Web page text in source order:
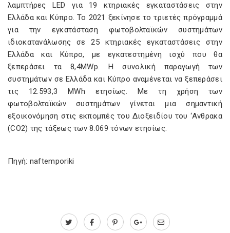
λαμπτήρες LED για 19 κτηριακές εγκαταστάσεις στην
Ελλάδα και Κύπρο. Το 2021 ξεκίνησε το τριετές πρόγραμμά
για την εγκατάσταση φωτοβολταϊκών συστημάτων
ιδιοκατανάλωσης σε 25 κτηριακές εγκαταστάσεις στην
Ελλάδα και Κύπρο, με εγκατεστημένη ισχύ που θα
ξεπεράσει τα 8,4MWp. Η συνολική παραγωγή των
συστημάτων σε Ελλάδα και Κύπρο αναμένεται να ξεπεράσει
τις 12.593,3 MWh ετησίως. Με τη χρήση των
φωτοβολταϊκών συστημάτων γίνεται μια σημαντική
εξοικονόμηση στις εκπομπές του Διοξειδίου του ‘Ανθρακα
(CO2) της τάξεως των 8.069 τόνων ετησίως.
Πηγή: naftemporiki